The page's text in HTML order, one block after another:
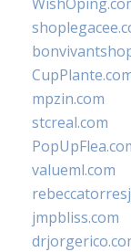
mpzin.com
stcreal.com
valueml.com
jmpbliss.com